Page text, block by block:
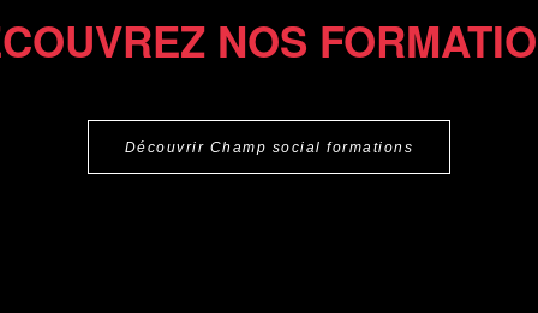
NOS
Découvrir Champ social formations